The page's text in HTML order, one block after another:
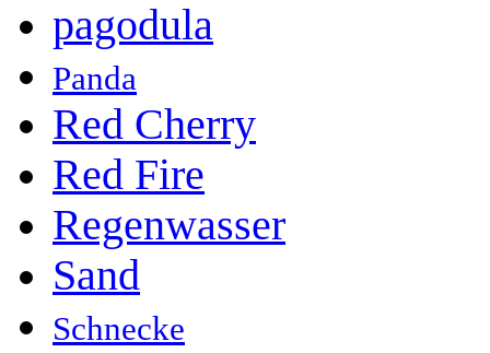
pagodula
Panda
Red Cherry
Red Fire
Regenwasser
Sand
Schnecke